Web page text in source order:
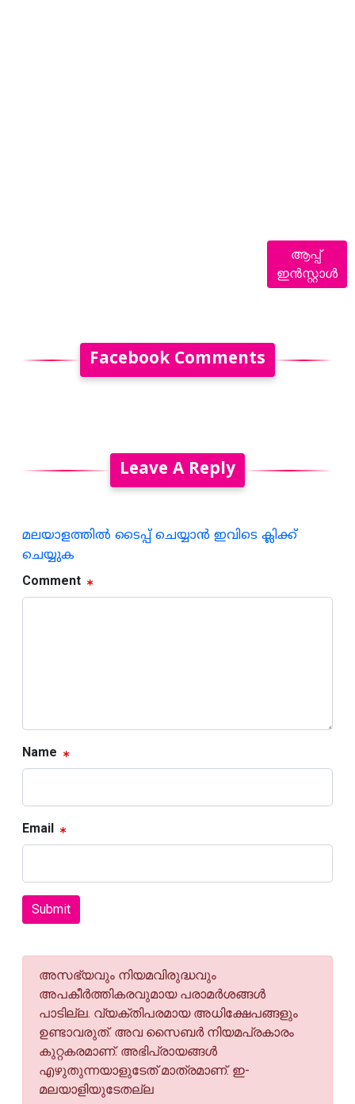
Facebook Comments
Leave A Reply
മലയാളത്തില്‍ ടൈപ്പ് ചെയ്യാന്‍ ഇവിടെ ക്ലിക്ക്
ചെയ്യുക
Comment
Name
Email
Submit
അസഭ്യവും നിയമവിരുദ്ധവും
അപകീര്‍ത്തികരവുമായ പരാമര്‍ശങ്ങള്‍
പാടില്ല. വ്യക്തിപരമായ അധിക്ഷേപങ്ങളും
ഉണ്ടാവരുത്. അവ സൈബര്‍ നിയമപ്രകാരം
കുറ്റകരമാണ്. അഭിപ്രായങ്ങള്‍
എഴുതുന്നയാളുടേത് മാത്രമാണ്. ഇ-
മലയാളിയുടേതല്ല
ആപ്പ്
ഇൻസ്റ്റാൾ